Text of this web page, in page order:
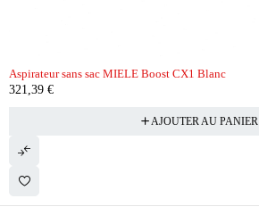
Aspirateur sans sac MIELE Boost CX1 Blanc
321,39 €
AJOUTER AU PANIER